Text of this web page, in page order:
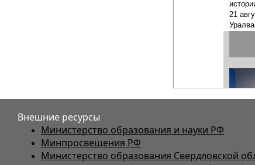
Внешние ресурсы
Министерство образования и науки РФ
Минпросвещения РФ
Министерство образования Свердловской